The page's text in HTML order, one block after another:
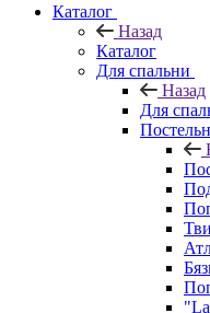
Каталог
Назад
Каталог
Для спальни
Назад
Для